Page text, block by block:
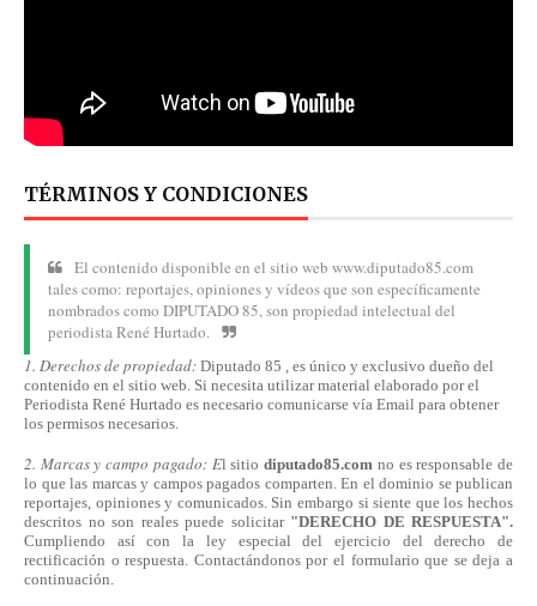
TÉRMINOS Y CONDICIONES
El contenido disponible en el sitio web www.diputado85.com
tales como: reportajes, opiniones y vídeos que son específicamente
nombrados como DIPUTADO 85, son propiedad intelectual del
periodista René Hurtado.
1. Derechos de propiedad: Diputado 85 , es único y exclusivo dueño del
contenido en el sitio web. Si necesita utilizar material elaborado por el
Periodista René Hurtado es necesario comunicarse vía Email para obtener
los permisos necesarios.
2. Marcas y campo pagado: El sitiodiputado85.com no es responsable de
lo que las marcas y campos pagados comparten. En el dominio se publican
reportajes, opiniones y comunicados. Sin embargo si siente que los hechos
descritos no son reales puede solicitar "DERECHO DE RESPUESTA".
Cumpliendo asícon la ley especial del ejercicio del derecho de
rectificación o respuesta. Contactándonospor el formulario que se deja a
continuación.